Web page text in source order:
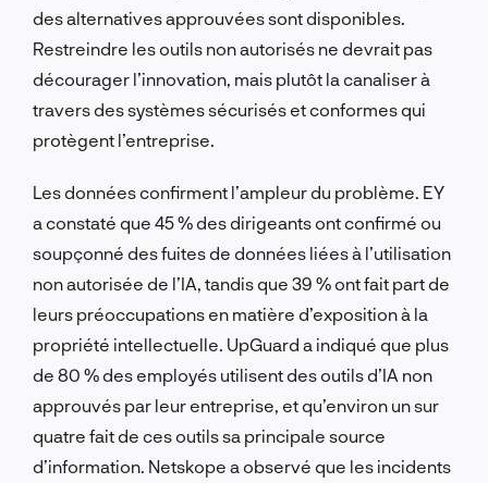
des alternatives approuvées sont disponibles.
Restreindre les outils non autorisés ne devrait pas
décourager l’innovation, mais plutôt la canaliser à
travers des systèmes sécurisés et conformes qui
protègent l’entreprise.
Les données confirment l’ampleur du problème. EY
a constaté que 45 % des dirigeants ont confirmé ou
soupçonné des fuites de données liées à l’utilisation
non autorisée de l’IA, tandis que 39 % ont fait part de
leurs préoccupations en matière d’exposition à la
propriété intellectuelle. UpGuard a indiqué que plus
de 80 % des employés utilisent des outils d’IA non
approuvés par leur entreprise, et qu’environ un sur
quatre fait de ces outils sa principale source
d’information. Netskope a observé que les incidents